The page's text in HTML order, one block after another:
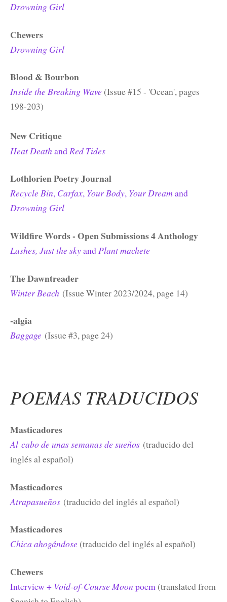
Drowning Girl
Chewers
Drowning Girl
Blood & Bourbon
Inside the Breaking Wave (Issue #15 - 'Ocean', pages
198-203)
New Critique
Heat Death andRed Tides
Lothlorien Poetry Journal
Recycle Bin, Carfax, Your Body, Your Dream and
Drowning Girl
Wildfire Words -Open Submissions 4 Anthology
Lashes, Just the skyandPlant machete
The Dawntreader
Winter Beach (Issue Winter 2023/2024, page 14)
-algia
Baggage (Issue #3, page 24)
POEMAS TRADUCIDOS
Masticadores
Al cabo de unas semanas de sueños (traducido del
inglés al español)
Masticadores
Atrapasueños (traducido del inglés al español)
Masticadores
Chica ahogándose (traducido del inglés al español)
Chewers
Interview + Void-of-Course Moon poem (translated from